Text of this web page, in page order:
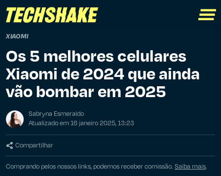
XIAOMI
Os 5 melhores celulares
Xiaomi de 2024 que ainda
vão bombar em 2025
Sabryna Esmeraldo
Atualizado em 16 janeiro 2025, 13:23
Compartilhar
Comprando pelos nossos links, podemos receber comissão. Saiba mais.